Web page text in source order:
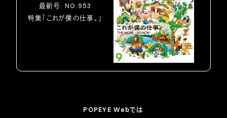
最新号: NO.953
特集「これが僕の仕事。」
POPEYE Webでは